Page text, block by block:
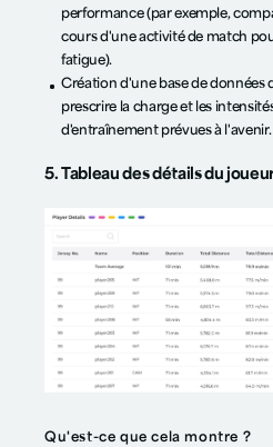
performance (par exemple,
cours d'une activité de match
fatigue).
Création d'une base de données
prescrire la charge et les
d'entraînement prévues à l'avenir.
5. Tableau des détails du
Qu'est-ce que cela montre ?